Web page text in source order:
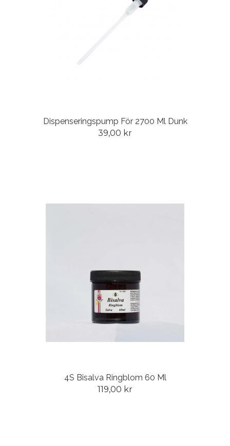
Dispenseringspump För 2700 Ml Dunk
39,00 kr
4S Bisalva Ringblom 60 Ml
119,00 kr